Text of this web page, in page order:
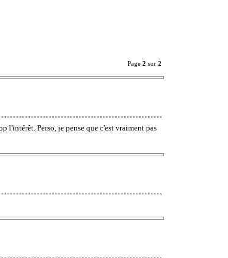
Page 2 sur 2
l'intérêt. Perso, je pense que c'est vraiment pas